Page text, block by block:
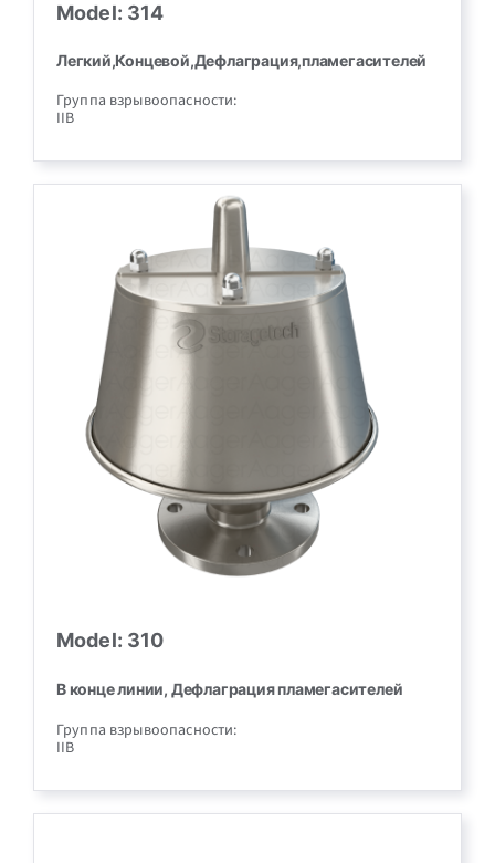
Model: 314
Легкий,Концевой,Дефлаграция,пламегасителей
Группа взрывоопасности:
IIB
Model: 310
В конце линии, Дефлаграция пламегасителей
Группа взрывоопасности:
IIB